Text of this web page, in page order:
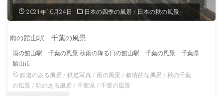
田
葉
風
2021年10月24日 日本の四季の風景 / 日本の秋の風景
雨の館山駅 千葉の風景
雨の館山駅 千葉の風景 秋雨の降る日の館山駅 千葉の風景 千葉県
館山市
鉄道のある風景 /鉄道写真 /雨の風景 /叙情的な風景 /秋の千葉
の風景 /駅のある風景 /千葉県 /千葉の風景